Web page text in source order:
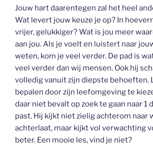
Jouw hart daarentegen zal het heel
Wat levert jouw keuze je op? In
vrijer, gelukkiger? Wat is jou meer
aan jou. Als je voelt en luistert naar
weten, kom je veel verder. De pad is
veel verder dan wij mensen. Ook hij
volledig vanuit zijn diepste behoeften.
bepalen door zijn leefomgeving te
daar niet bevalt op zoek te gaan naar 1
past. Hij kijkt niet zielig achterom naar
achterlaat, maar kijkt vol verwachting
beter. Een mooie les, vind je niet?